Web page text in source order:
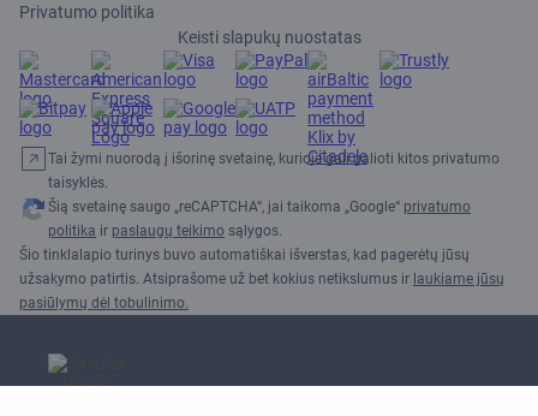
Privatumo politika
Keisti slapukų nuostatas
Tai žymi nuorodą į išorinę svetainę, kurioje gali galioti kitos privatumo
taisyklės.
Šią svetainę saugo „reCAPTCHA“, jai taikoma „Google“ privatumo
politika ir paslaugų teikimo sąlygos.
Šio tinklalapio turinys buvo automatiškai išverstas, kad pagerėtų jūsų
užsakymo patirtis. Atsiprašome už bet kokius netikslumus ir laukiame jūsų
pasiūlymų dėl tobulinimo.